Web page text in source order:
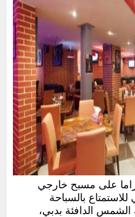
على مسبح خارجي
للاستمتاع بالسباحة
الشمس الدافئة بدبي،